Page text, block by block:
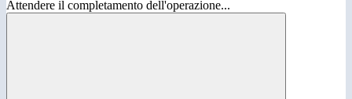
Attendere il completamento dell'operazione...